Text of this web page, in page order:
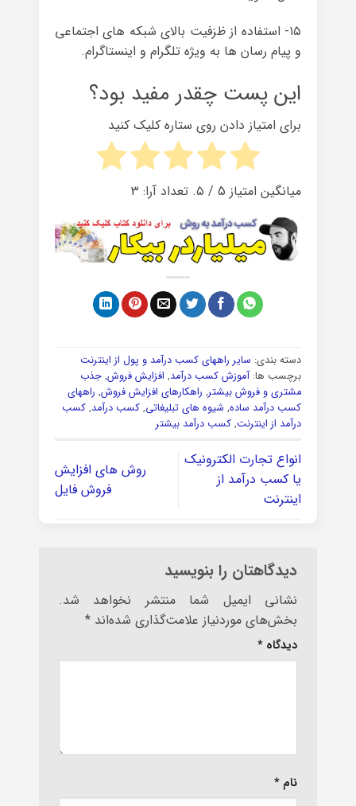
۱۵- استفاده از ظزفیت بالای شبکه های اجتماعی
و پیام رسان ها به ویژه تلگرام و اینستاگرام.
این پست چقدر مفید بود؟
برای امتیاز دادن روی ستاره کلیک کنید
میانگین امتیاز 5/ ۵. تعداد آرا: 3
دسته بندی: سایر راههای کسب درآمد و پول از اینترنت
برچسب ها:آموزش کسب درآمد, افزایش فروش, جذب
مشتری و فروش بیشتر, راهکارهای افزایش فروش, راههای
کسب درآمد ساده, شیوه های تبلیغاتی, کسب درآمد, کسب
درآمد از اینترنت, کسب درآمد بیشتر
انواع تجارت الکترونیک
یا کسب درآمد از
اینترنت
روش های افزایش
فروش فایل
دیدگاهتان را بنویسید
نشانی ایمیل شما منتشر نخواهد شد.
بخش‌های موردنیاز علامت‌گذاری شده‌اند *
دیدگاه *
نام *